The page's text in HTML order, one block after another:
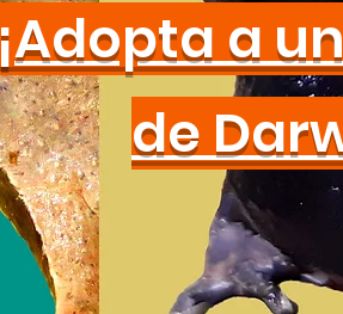
¡Adopta a
de